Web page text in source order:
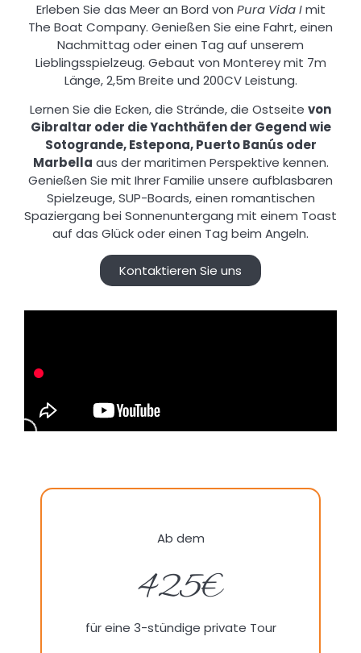
Erleben Sie das Meer an Bord von Pura Vida Imit
The Boat Company. Genießen Sie eine Fahrt, einen
Nachmittag oder einen Tag auf unserem
Lieblingsspielzeug. Gebaut von Monterey mit 7m
Länge, 2,5m Breite und 200CV Leistung.
Lernen Sie die Ecken, die Strände, die Ostseite von
Gibraltar oder die Yachthäfen der Gegend wie
Sotogrande, Estepona, Puerto Banús oder
Marbella aus der maritimen Perspektive kennen.
Genießen Sie mit Ihrer Familie unsere aufblasbaren
Spielzeuge, SUP-Boards, einen romantischen
Spaziergang bei Sonnenuntergang mit einem Toast
auf das Glück oder einen Tag beim Angeln.
Kontaktieren Sie uns
Ab dem
425€
für eine 3-stündige private Tour